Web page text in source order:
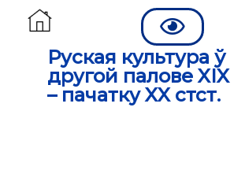
Руская культура ў
другой палове XIX
– пачатку XX стст.